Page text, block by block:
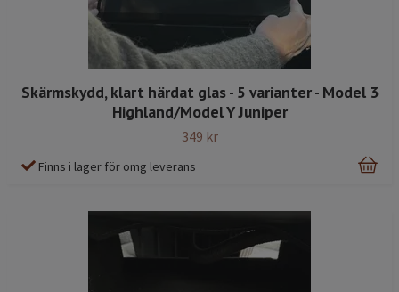
Skärmskydd, klart härdat glas - 5 varianter - Model 3
Highland/Model Y Juniper
349 kr
Finns i lager för omg leverans